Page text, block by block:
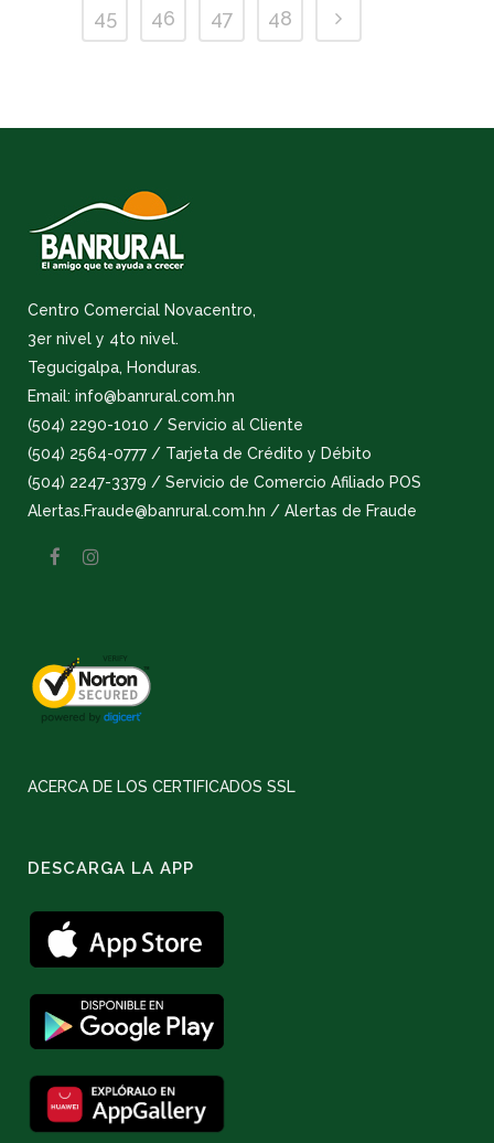
45
46 47 48
Centro Comercial Novacentro,
3er nivel y 4to nivel.
Tegucigalpa, Honduras.
Email: info@banrural.com.hn
(504) 2290-1010 / Servicio al Cliente
(504) 2564-0777 / Tarjeta de Crédito y Débito
(504) 2247-3379 / Servicio de Comercio Afiliado POS
Alertas.Fraude@banrural.com.hn / Alertas de Fraude
ACERCA DE LOS CERTIFICADOS SSL
DESCARGA LA APP